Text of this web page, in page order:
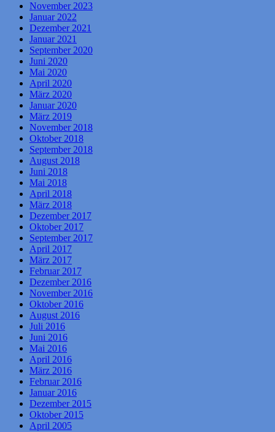
November 2023
Januar 2022
Dezember 2021
Januar 2021
September 2020
Juni 2020
Mai 2020
April 2020
März 2020
Januar 2020
März 2019
November 2018
Oktober 2018
September 2018
August 2018
Juni 2018
Mai 2018
April 2018
März 2018
Dezember 2017
Oktober 2017
September 2017
April 2017
März 2017
Februar 2017
Dezember 2016
November 2016
Oktober 2016
August 2016
Juli 2016
Juni 2016
Mai 2016
April 2016
März 2016
Februar 2016
Januar 2016
Dezember 2015
Oktober 2015
April 2005